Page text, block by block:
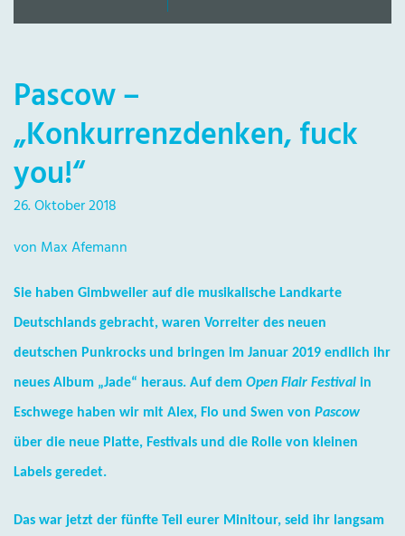
Pascow –
„Konkurrenzdenken, fuck
you!“
26. Oktober 2018
von Max Afemann
Sie haben Gimbweiler auf die musikalische Landkarte
Deutschlands gebracht, waren Vorreiter des neuen
deutschen Punkrocks und bringen im Januar 2019 endlich ihr
neues Album „Jade“ heraus. Auf dem Open Flair Festival in
Eschwege haben wir mit Alex, Flo und Swen von Pascow
über die neue Platte, Festivals und die Rolle von kleinen
Labels geredet.
Das war jetzt der fünfte Teil eurer Minitour, seid ihr langsam